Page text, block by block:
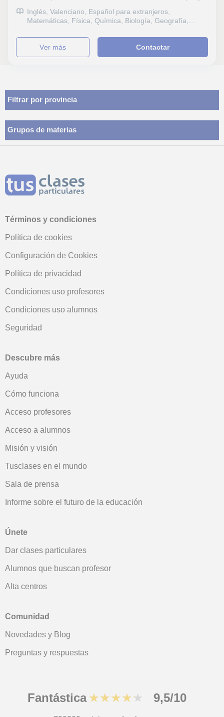
Inglés, Valenciano, Español para extranjeros,
Matemáticas, Física, Química, Biología, Geografía,
ver más Contactar
Filtrar por provincia
Grupos de materias
Términos y condiciones
Política de cookies
Configuración de Cookies
Política de privacidad
Condiciones uso profesores
Condiciones uso alumnos
Seguridad
Descubre más
Ayuda
Cómo funciona
Acceso profesores
Acceso a alumnos
Misión y visión
Tusclases en el mundo
Sala de prensa
Informe sobre el futuro de la educación
Únete
Dar clases particulares
Alumnos que buscan profesor
Alta centros
Comunidad
Novedades y Blog
Preguntas y respuestas
Fantástica ★★★★★ 9,5/10